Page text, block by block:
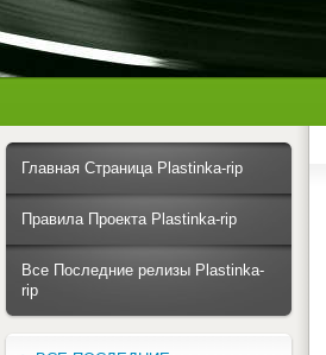
Главная Страница Plastinka-rip
Правила Проекта Plastinka-rip
Все Последние релизы Plastinka-
rip